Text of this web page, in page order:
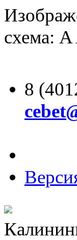
схема: A
8